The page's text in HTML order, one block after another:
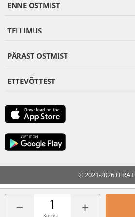
− +
Kogus:
ENNE OSTMIST
TELLIMUS
PÄRAST OSTMIST
ETTEVÕTTEST
© 2021-2026
FERA